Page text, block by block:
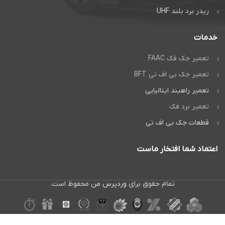
ریدر برد بلند UHF
خدمات
تعمیر جک فک FAAC
تعمیر جک بی اف تی BFT
تعمیر راهبند ایتالیایی
تعمیر برد فک
قطعات جک بی اف تی
اعتماد شما افتخار ماست
تمام حقوق برای وردپرس من محفوظ است.